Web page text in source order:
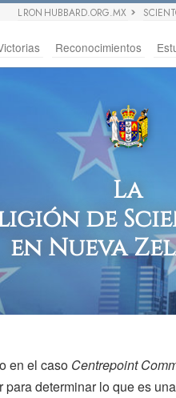
L RON HUBBARD.ORG.MX
Reconocimientos
La
de
en Nueva
en el caso Centrepoint
determinar lo que es